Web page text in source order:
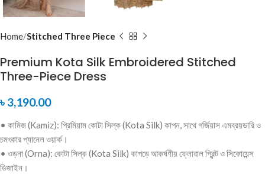
Home Stitched Three Piece
Premium Kota Silk Embroidered Stitched
Three-Piece Dress
৳ 3,190.00
• কামিজ (Kamiz): প্রিমিয়াম কোটা সিল্ক (Kota Silk) কাপন, সাথে গর্জিয়াস এমব্রয়ডারি ও
চমৎকার প্যানেল ওয়ার্ক।
• ওড়না (Orna): কোটা সিল্ক (Kota Silk) কাপড়ে আকর্ষণীয় ফ্লোরাল প্রিন্ট ও সিকোয়েন্স
ডিজাইন।